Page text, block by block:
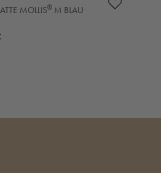
MOLLIS®M BLAU